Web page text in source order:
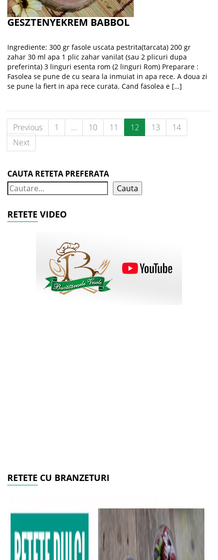
GESZTENYEKREM BABBOL
Ingrediente: 300 gr fasole uscata pestrita(tarcata) 200 gr
zahar 30 ml apa 1 plic zahar vanilat (sau 2 plicuri dupa
preferinta) 3 linguri esenta rom (2 linguri Rom) Preparare :
Fasolea se pune de cu seara la inmuiat in apa rece. A doua zi
se pune la fiert in apa rece curata. Cand fasolea e […]
Previous 1 … 10 11 12 13
14
Next
CAUTA RETETA PREFERATA
Cauta
RETETE VIDEO
RETETE CU BRANZETURI